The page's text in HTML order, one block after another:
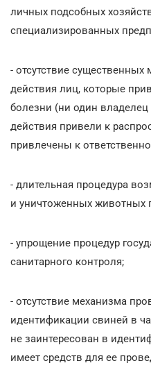
личных подсобных
специализированных
- отсутствие существенных
действия лиц, которые
болезни (ни один
действия привели к
привлечены к
- длительная процедура
и уничтоженных животных
- упрощение процедур
санитарного контроля;
- отсутствие механизма
идентификации свиней в
не заинтересован в
имеет средств для ее